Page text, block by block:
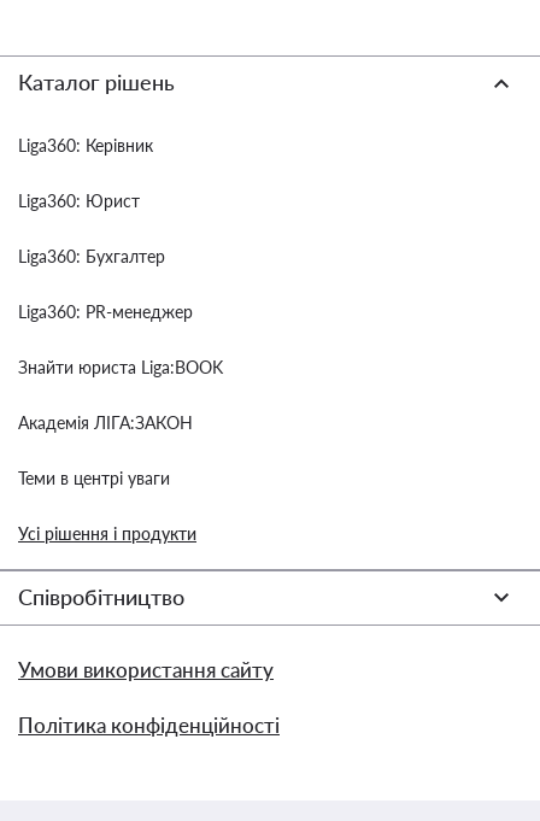
Каталог рішень
Liga360: Керівник
Liga360: Юрист
Liga360: Бухгалтер
Liga360: PR-менеджер
Знайти юриста Liga:BOOK
Академія ЛІГА:ЗАКОН
Теми в центрі уваги
Усі рішення і продукти
Співробітництво
Умови використання сайту
Політика конфіденційності